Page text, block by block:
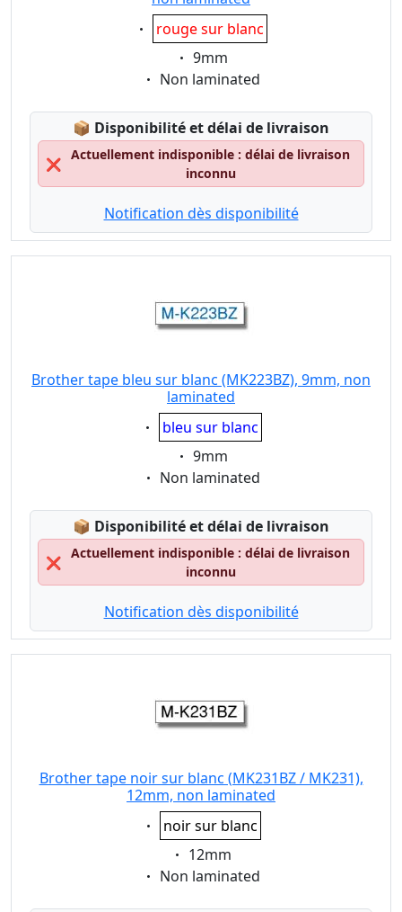
Eigenschaft:
rouge sur blanc
Eigenschaft:
9mm
Eigenschaft:
Non laminated
📦 Lagerstatus:
Disponibilité et délai de livraison
❌
Actuellement indisponible : délai de livraison
inconnu
Notification dès disponibilité
Brother tape bleu sur blanc (MK223BZ), 9mm, non
laminated
Eigenschaft:
bleu sur blanc
Eigenschaft:
9mm
Eigenschaft:
Non laminated
📦 Lagerstatus:
Disponibilité et délai de livraison
❌
Actuellement indisponible : délai de livraison
inconnu
Notification dès disponibilité
Brother tape noir sur blanc (MK231BZ / MK231),
12mm, non laminated
Eigenschaft:
noir sur blanc
Eigenschaft:
12mm
Eigenschaft:
Non laminated